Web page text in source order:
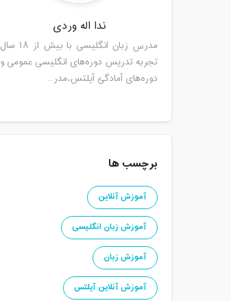
ندا اله وردی
مدرس زبان انگلیسی با بیش از ۱۸ سال
تجربه تدریس دوره‌های انگلیسی عمومی و
دوره‌های آمادگئ آیلتس،مدر...
برچسب ها
آموزش آنلاین
آموزش زبان انگلیسی
آموزش زبان
آموزش آنلاین آیلتس